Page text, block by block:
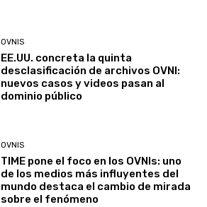
OVNIS
EE.UU. concreta la quinta
desclasificación de archivos OVNI:
nuevos casos y videos pasan al
dominio público
OVNIS
TIME pone el foco en los OVNIs: uno
de los medios más influyentes del
mundo destaca el cambio de mirada
sobre el fenómeno